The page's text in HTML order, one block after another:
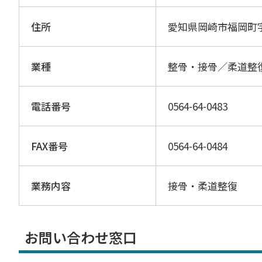
住所 愛知県岡崎市福岡町
業種 整骨・接骨／柔道整
電話番号 0564-64-0483
FAX番号 0564-64-0484
業務内容 接骨・柔道整復
お問い合わせ窓口